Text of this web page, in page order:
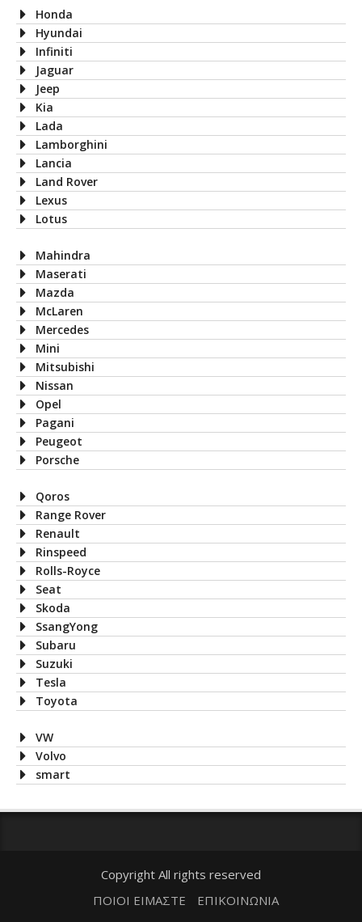
Honda
Hyundai
Infiniti
Jaguar
Jeep
Kia
Lada
Lamborghini
Lancia
Land Rover
Lexus
Lotus
Mahindra
Maserati
Mazda
McLaren
Mercedes
Mini
Mitsubishi
Nissan
Opel
Pagani
Peugeot
Porsche
Qoros
Range Rover
Renault
Rinspeed
Rolls-Royce
Seat
Skoda
SsangYong
Subaru
Suzuki
Tesla
Toyota
VW
Volvo
smart
Copyright All rights reserved
ΠΟΙΟΙ ΕΙΜΑΣΤΕ
ΕΠΙΚΟΙΝΩΝΙΑ